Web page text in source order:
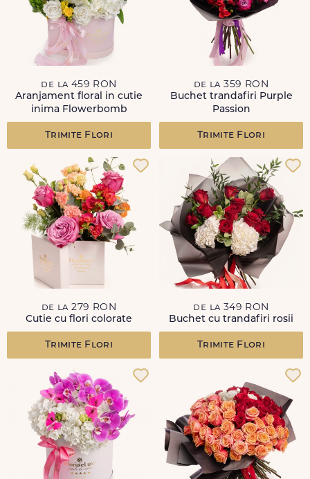
de la 459 RON
Aranjament floral in cutie
inima Flowerbomb
Trimite Flori
de la 359 RON
Buchet trandafiri Purple
Passion
Trimite Flori
de la 279 RON
Cutie cu flori colorate
Trimite Flori
de la 349 RON
Buchet cu trandafiri rosii
Trimite Flori